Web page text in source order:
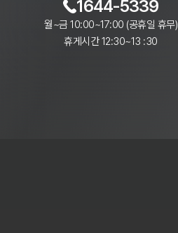
1644-5339
월~금 10:00~17:00 (공휴일 휴무)
휴게시간 12:30~13 :30